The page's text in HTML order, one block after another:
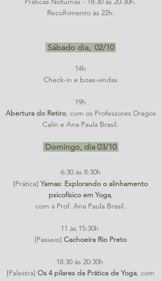
Recolhimento às 22h.
Sábado dia, 02/10
14h
Check-in e boas-vindas
19h
Abertura do Retiro, com os Professores Dragos
Calin e Ana Paula Brasil.
Domingo, dia 03/10
6:30 às 8:30h
[Prática] Yamas: Explorando o alinhamento
psicofísico em Yoga,
com a Prof. Ana Paula Brasil.
11 às 15:30h
[Passeio] Cachoeira Rio Preto
18:30 às 20:30h
[Palestra] Os 4 pilares da Prática de Yoga, com